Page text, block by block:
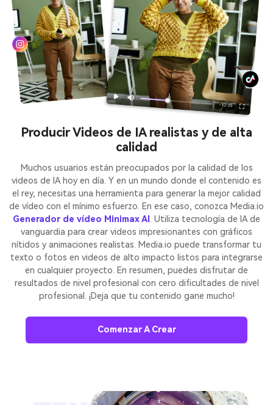
Producir Videos de IA realistas y de alta
calidad
Muchos usuarios están preocupados por la calidad de los
videos de IA hoy en día. Y en un mundo donde el contenido es
el rey, necesitas una herramienta para generar la mejor calidad
de vídeo con el mínimo esfuerzo. En ese caso, conozca Media.io
Generador de vídeo Minimax AI . Utiliza tecnología de IA de
vanguardia para crear videos impresionantes con gráficos
nítidos y animaciones realistas. Media.io puede transformar tu
texto o fotos en videos de alto impacto listos para integrarse
en cualquier proyecto. En resumen, puedes disfrutar de
resultados de nivel profesional con cero dificultades de nivel
profesional. ¡Deja que tu contenido gane mucho!
Comenzar A Crear